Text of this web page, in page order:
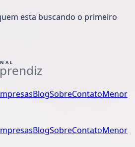
esta buscando o primeiro
BlogSobreContatoMenor
BlogSobreContatoMenor